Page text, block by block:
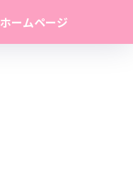
ームページ